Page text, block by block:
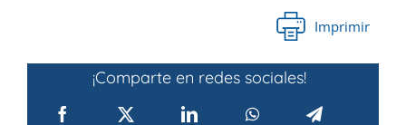
Imprimir
¡Comparte en redes sociales!